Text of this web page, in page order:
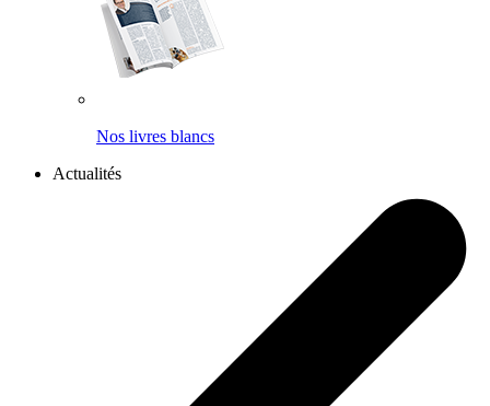
Nos livres blancs
Actualités